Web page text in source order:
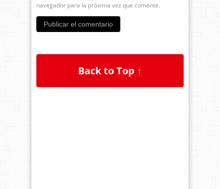
navegador para la próxima vez que comente.
Back to Top ↑